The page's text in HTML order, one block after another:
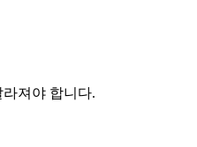
라져야 합니다.